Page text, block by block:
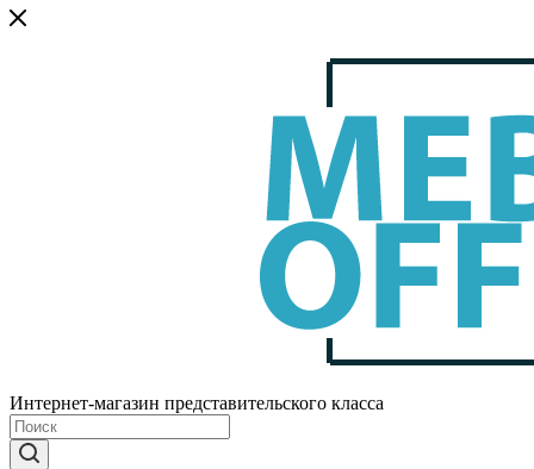
Интернет-магазин представительского класса